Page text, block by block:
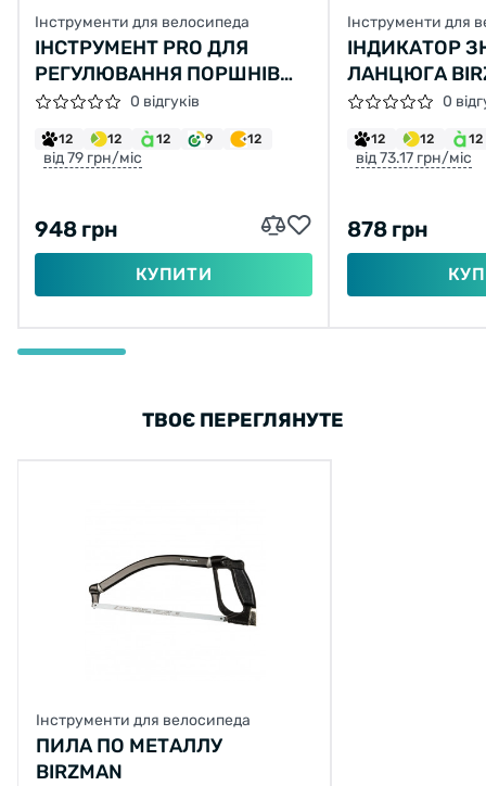
Інструменти для велосипеда
ІНСТРУМЕНТ PRO ДЛЯ
РЕГУЛЮВАННЯ ПОРШНІВ
ГАЛЬМ
0 відгуків
12 12 12 9 12
від 79 грн/міс
948 грн
КУПИТИ
Інструменти для
ІНДИКАТОР
ЛАНЦЮГА
WEAR
0
12 12 12
від 73.17 грн/міс
878 грн
ТВОЄ ПЕРЕГЛЯНУТЕ
Інструменти для велосипеда
ПИЛА ПО МЕТАЛЛУ
BIRZMAN